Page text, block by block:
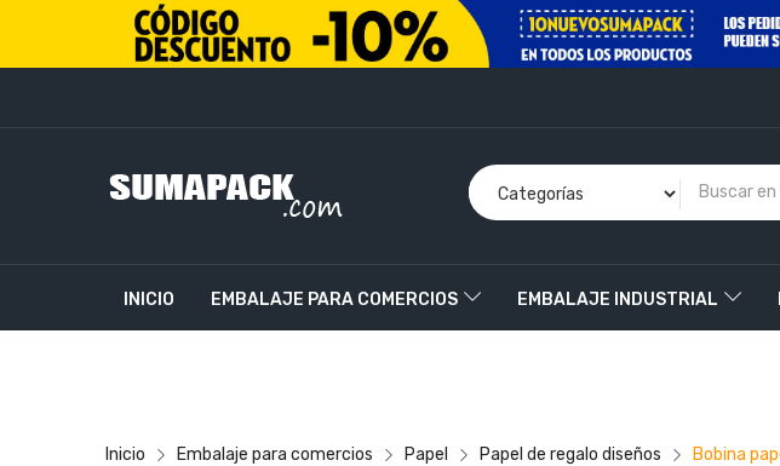
INICIO EMBALAJE PARA COMERCIOS EMBALAJE INDUSTRIAL
Inicio Embalaje para comercios Papel Papel de regalo diseños Bobina